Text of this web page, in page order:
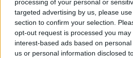
processing of your personal or
targeted advertising by us, please
section to confirm your selection.
opt-out request is processed you may
interest-based ads based on
us or personal information disclosed
ΑΔΩΝΙΣ ΓΕΩΡΓΙΑΔΗΣ
ΝΙΚΟΣ ΑΝΔΡΟΥΛΑΚΗΣ